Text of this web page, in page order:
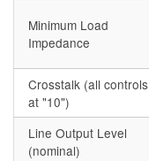
Minimum Load
Impedance
Crosstalk (all controls
at "10")
Line Output Level
(nominal)